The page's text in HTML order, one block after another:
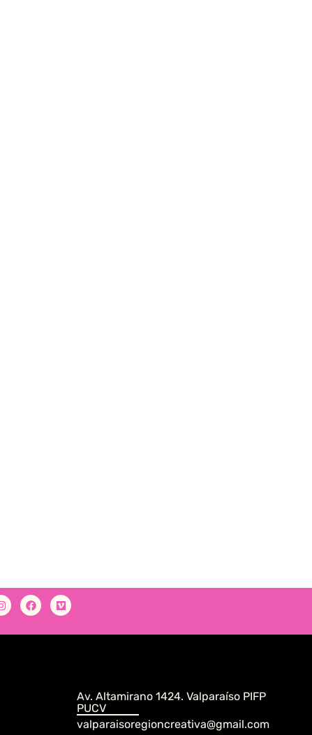
Av. Altamirano 1424. Valparaíso PIFP
PUCV
valparaisoregioncreativa@gmail.com